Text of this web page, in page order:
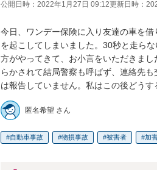
公開日時： 2022年1月27日 09:12更新日時：
今日、ワンデー保険に入り友達の車を
を起こしてしまいました。30秒と走ら
方がやってきて、お小言をいただきま
らかされて結局警察も呼ばず、連絡先
は報告していません。私はこの後どうす
匿名希望 さん
自動車事故 物損事故 被害者 加